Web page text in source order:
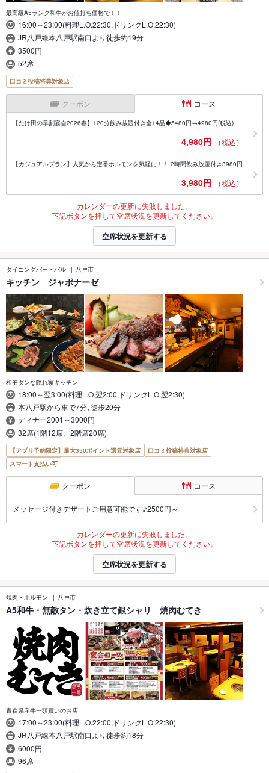
最高級A5ランク和牛がお値打ち価格で！！
16:00～23:00(料理L.O.22:30,ドリンクL.O.22:30)
JR八戸線本八戸駅南口より徒歩約19分
3500円
52席
口コミ投稿特典対象店
クーポン コース
【たけ田の早割宴会2026春】120分飲み放題付き全14品◆5480円→4980円(税込)
4,980円 （税込）
【カジュアルプラン】人気から定番ホルモンを気軽に！！ 2時間飲み放題付き3980円
3,980円 （税込）
カレンダーの更新に失敗しました。
下記ボタンを押して空席状況を更新してください。
空席状況を更新する
ダイニングバー・バル 八戸市
キッチン ジャポナーゼ
和モダンな隠れ家キッチン
18:00～翌3:00(料理L.O.翌2:00,ドリンクL.O.翌2:30)
本八戸駅から車で7分､徒歩20分
ディナー2001～3000円
32席(1階12席、2階席20席)
【アプリ予約限定】最大350ポイント還元対象店
口コミ投稿特典対象店
スマート支払い可
クーポン コース
メッセージ付きデザートご用意可能です♪2500円～
カレンダーの更新に失敗しました。
下記ボタンを押して空席状況を更新してください。
空席状況を更新する
焼肉・ホルモン 八戸市
A5和牛・無敵タン・炊き立て銀シャリ 焼肉むてき
青森県産牛一頭買いのお店
17:00～23:00(料理L.O.22:00,ドリンクL.O.22:30)
JR八戸線本八戸駅南口より徒歩約18分
6000円
96席